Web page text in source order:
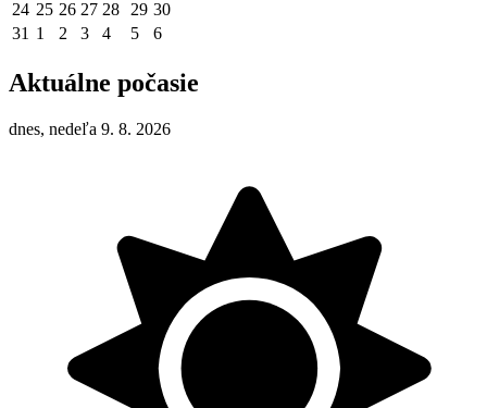
24 25 26 27 28 29 30
31 1 2 3 4 5 6
Aktuálne počasie
dnes, nedeľa 9. 8. 2026